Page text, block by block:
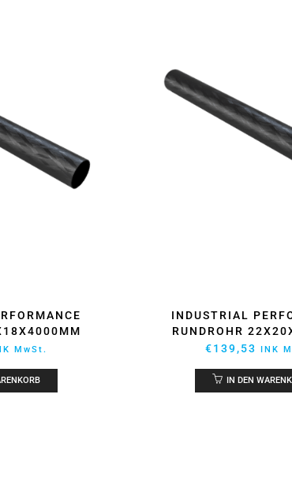
MwSt.
INDUSTRIAL
RUNDROHR
€139,53 INK
IN DEN